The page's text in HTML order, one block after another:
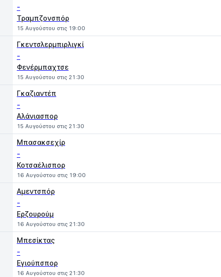
-
Τραμπζονσπόρ
15 Αυγούστου στις 19:00
Γκεντσλερμπιρλιγκί
-
Φενέρμπαχτσε
15 Αυγούστου στις 21:30
Γκαζιαντέπ
-
Αλάνιασπορ
15 Αυγούστου στις 21:30
Μπασακσεχίρ
-
Κοτσαέλισπορ
16 Αυγούστου στις 19:00
Αμεντσπόρ
-
Ερζουρούμ
16 Αυγούστου στις 21:30
Μπεσίκτας
-
Εγιούπσπορ
16 Αυγούστου στις 21:30